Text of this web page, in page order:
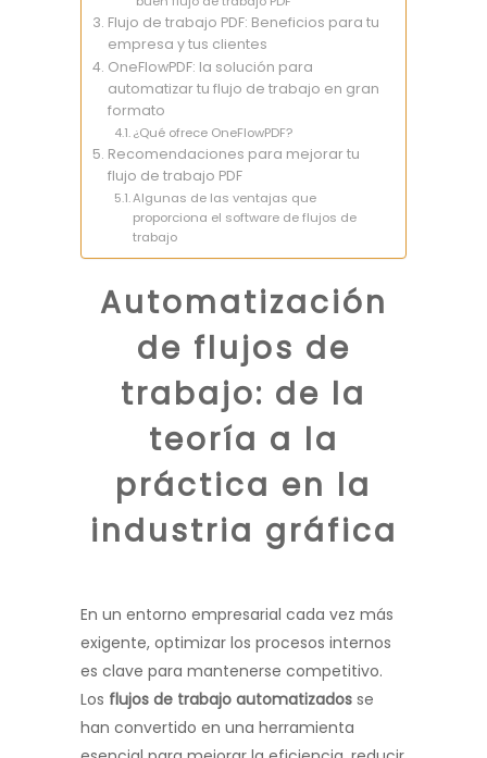
Flujo de trabajo PDF: Beneficios para tu
empresa y tus clientes
OneFlowPDF: la solución para
automatizar tu flujo de trabajo en gran
formato
¿Qué ofrece OneFlowPDF?
Recomendaciones para mejorar tu
flujo de trabajo PDF
Algunas de las ventajas que
proporciona el software de flujos de
trabajo
Automatización
de flujos de
trabajo: de la
teoría a la
práctica en la
industria gráfica
En un entorno empresarial cada vez más
exigente, optimizar los procesos internos
es clave para mantenerse competitivo.
Los flujos de trabajo automatizados se
han convertido en una herramienta